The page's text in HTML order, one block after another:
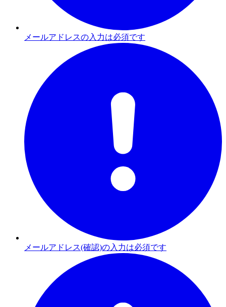
メールアドレスの入力は必須です
メールアドレス(確認)の入力は必須です